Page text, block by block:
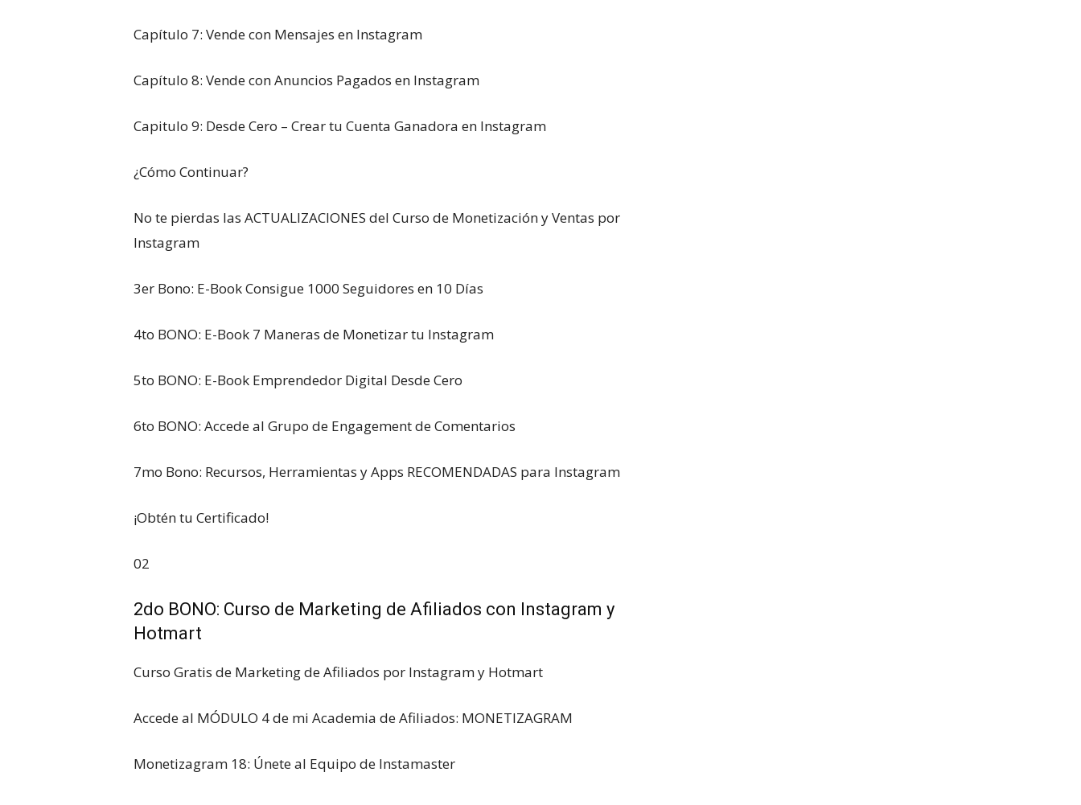
Capítulo 7: Vende con Mensajes en Instagram
Capítulo 8: Vende con Anuncios Pagados en Instagram
Capitulo 9: Desde Cero – Crear tu Cuenta Ganadora en Instagram
¿Cómo Continuar?
No te pierdas las ACTUALIZACIONES del Curso de Monetización y Ventas por
Instagram
3er Bono: E-Book Consigue 1000 Seguidores en 10 Días
4to BONO: E-Book 7 Maneras de Monetizar tu Instagram
5to BONO: E-Book Emprendedor Digital Desde Cero
6to BONO: Accede al Grupo de Engagement de Comentarios
7mo Bono: Recursos, Herramientas y Apps RECOMENDADAS para Instagram
¡Obtén tu Certificado!
02
2do BONO: Curso de Marketing de Afiliados con Instagram y
Hotmart
Curso Gratis de Marketing de Afiliados por Instagram y Hotmart
Accede al MÓDULO 4 de mi Academia de Afiliados: MONETIZAGRAM
Monetizagram 18: Únete al Equipo de Instamaster